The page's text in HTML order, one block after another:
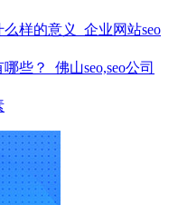
样的意义_企业网站seo
些？_佛山seo,seo公司